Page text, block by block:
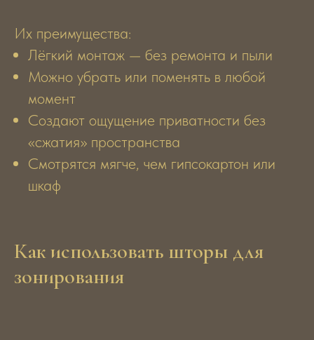
Их преимущества:
Лёгкий монтаж — без ремонта и пыли
Можно убрать или поменять в любой
момент
Создают ощущение приватности без
«сжатия» пространства
Смотрятся мягче, чем гипсокартон или
шкаф
Как использовать шторы для
зонирования